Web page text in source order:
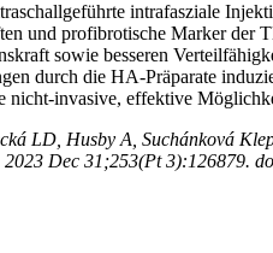
intrafasziale
und profibrotische Marker der
sowie besseren
durch die HA-Präparate
nicht-invasive, effektive
LD, Husby A, Suchánková
Dec 31;253(Pt 3):126879.